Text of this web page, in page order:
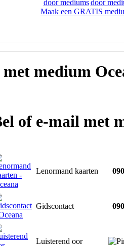
Maak een GRATIS
medium
of e-mail met
Lenormand kaarten
Gidscontact
Luisterend oor